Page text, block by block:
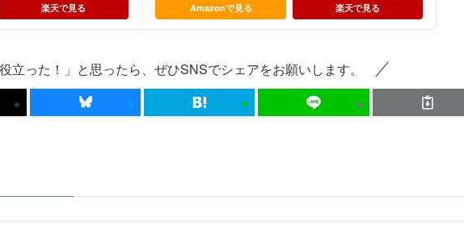
楽天で見る Amazonで見る 楽天で見る
立った！」と思ったら、ぜひSNSでシェアをお願いします。